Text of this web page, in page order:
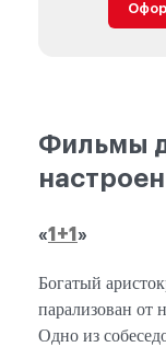
Фильмы
«1+1 »
Богатый
парализован от
Одно из